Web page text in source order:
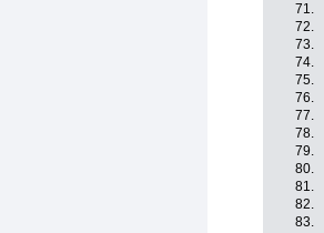
71.
72.
73.
74.
75.
76.
77.
78.
79.
80.
81.
82.
83.